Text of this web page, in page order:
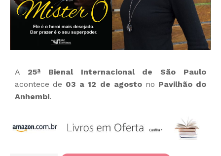
A 25ª Bienal Internacional de São Paulo
acontece de 03 a 12 de agostono Pavilhão do
Anhembi.